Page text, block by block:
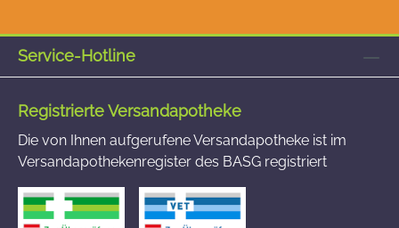
Service-Hotline
Registrierte Versandapotheke
Die von Ihnen aufgerufene Versandapotheke ist im
Versandapothekenregister des BASG registriert